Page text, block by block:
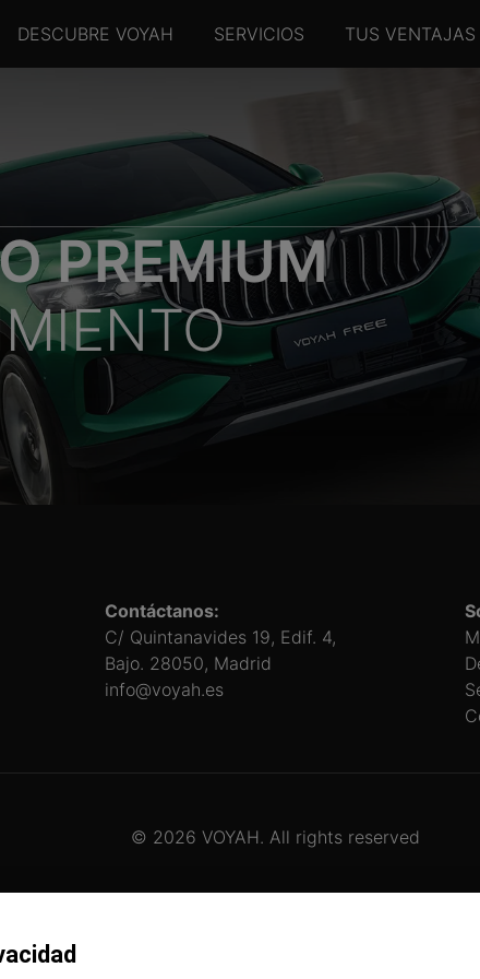
DESCUBRE VOYAH SERVICIOS TUS VENTAJAS
PREMIUM
Contáctanos:
C/ Quintanavides 19, Edif. 4,
Bajo. 28050, Madrid
info@voyah.es
© 2026 VOYAH. All rights reserved